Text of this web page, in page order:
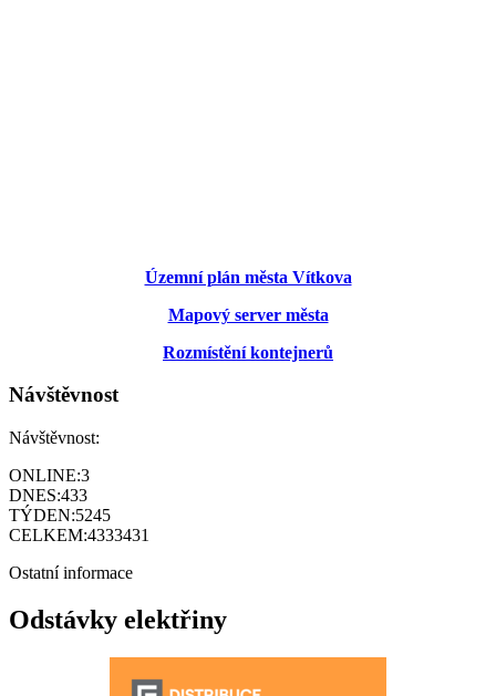
Územní plán města Vítkova
Mapový server města
Rozmístění kontejnerů
Návštěvnost
Návštěvnost:
ONLINE:3
DNES:433
TÝDEN:5245
CELKEM:4333431
Ostatní informace
Odstávky elektřiny